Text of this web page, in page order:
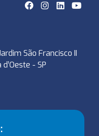
São Francisco II
- SP